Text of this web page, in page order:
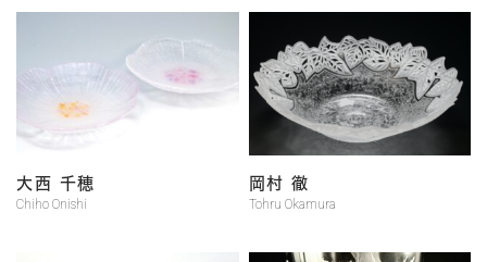
大西 千穂
Chiho Onishi
岡村 徹
Tohru Okamura